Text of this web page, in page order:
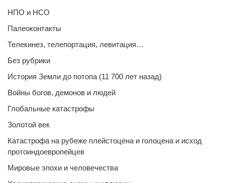
НПО и НСО
Палеоконтакты
Телекинез, телепортация, левитация…
Без рубрики
История Земли до потопа (11 700 лет назад)
Войны богов, демонов и людей
Глобальные катастрофы
Золотой век
Катастрофа на рубеже плейстоцена и голоцена и исход
протоиндоевропейцев
Мировые эпохи и человечества